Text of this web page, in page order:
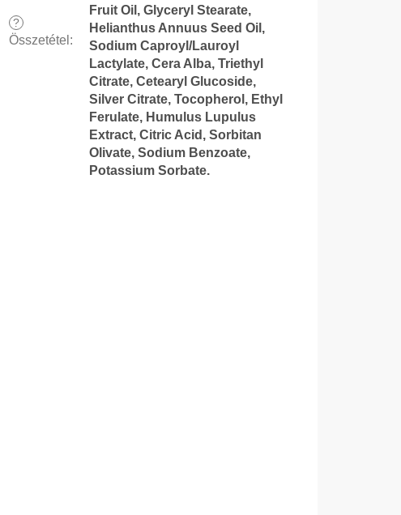
?
Összetétel :
Fruit Oil, Glyceryl Stearate,
Helianthus Annuus Seed Oil,
Sodium Caproyl/Lauroyl
Lactylate, Cera Alba, Triethyl
Citrate, Cetearyl Glucoside,
Silver Citrate, Tocopherol, Ethyl
Ferulate, Humulus Lupulus
Extract, Citric Acid, Sorbitan
Olivate, Sodium Benzoate,
Potassium Sorbate.